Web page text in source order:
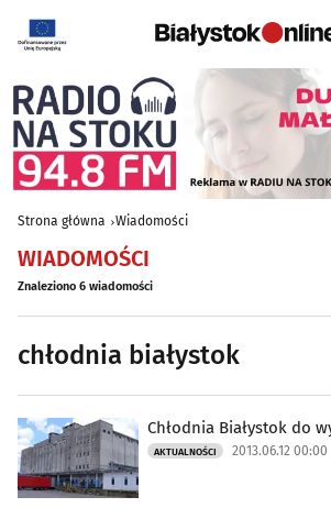
Strona główna Wiadomości
WIADOMOŚCI
Znaleziono 6 wiadomości
chłodnia białystok
Chłodnia Białystok do
AKTUALNOŚCI 2013.06.12 00:00